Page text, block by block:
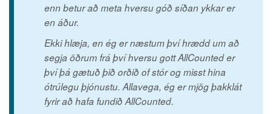
enn betur að meta hversu góð síðan ykkar er
en áður.
Ekki hlæja, en ég er næstum því hrædd um að
segja öðrum frá því hversu gott AllCounted er
því þá gætuð þið orðið of stór og misst hina
ótrúlegu þjónustu. Allavega, ég er mjög þakklát
fyrir að hafa fundið AllCounted.